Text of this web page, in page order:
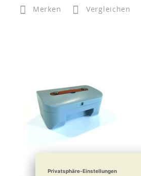
Merken Vergleichen